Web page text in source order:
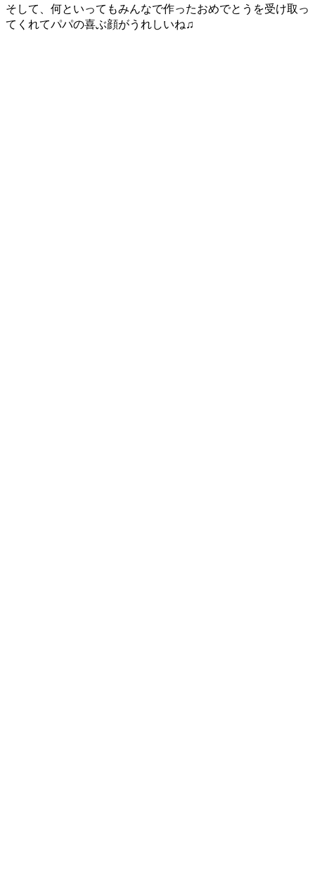
そして、何といってもみんなで作ったおめでとうを受け取っ
てくれてパパの喜ぶ顔がうれしいね♫